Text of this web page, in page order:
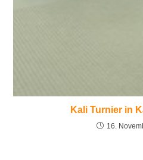
Kali Turnier in
16.